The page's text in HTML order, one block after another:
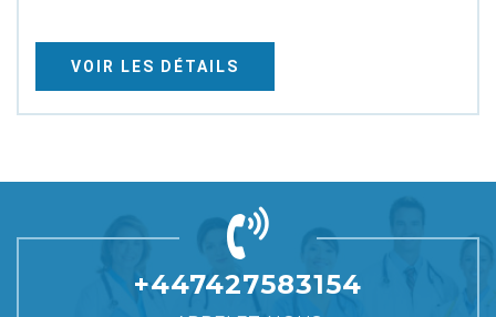
VOIR LES DÉTAILS
+447427583154